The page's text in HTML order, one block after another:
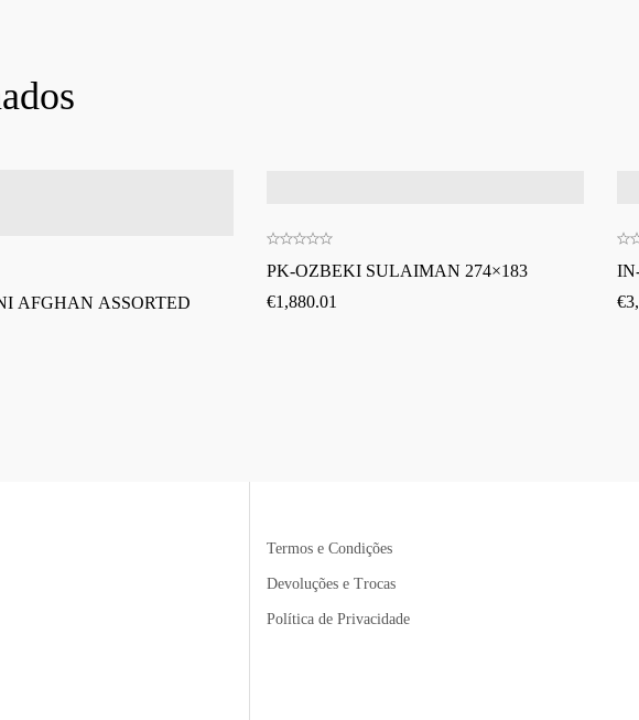
AFGHAN ASSORTED
PK-OZBEKI SULAIMAN 274×183
€1,880.01
€
Termos e Condições
Devoluções e Trocas
Política de Privacidade